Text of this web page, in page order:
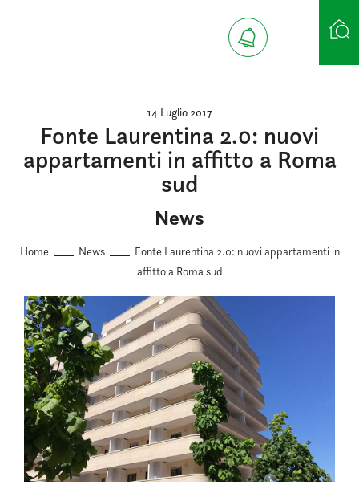
14 Luglio 2017
Fonte Laurentina 2.0: nuovi
appartamenti in affitto a Roma
sud
News
Home News
Fonte Laurentina 2.0: nuovi appartamenti in
affitto a Roma sud